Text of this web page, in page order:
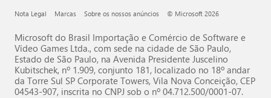
Nota Legal Marcas Sobre os nossos anúncios © Microsoft 2026
Microsoft do Brasil Importação e Comércio de Software e
Vídeo Games Ltda., com sede na cidade de São Paulo,
Estado de São Paulo, na Avenida Presidente Juscelino
Kubitschek, nº 1.909, conjunto 181, localizado no 18º andar
da Torre Sul SP Corporate Towers, Vila Nova Conceição, CEP
04543-907, inscrita no CNPJ sob o nº 04.712.500/0001-07.